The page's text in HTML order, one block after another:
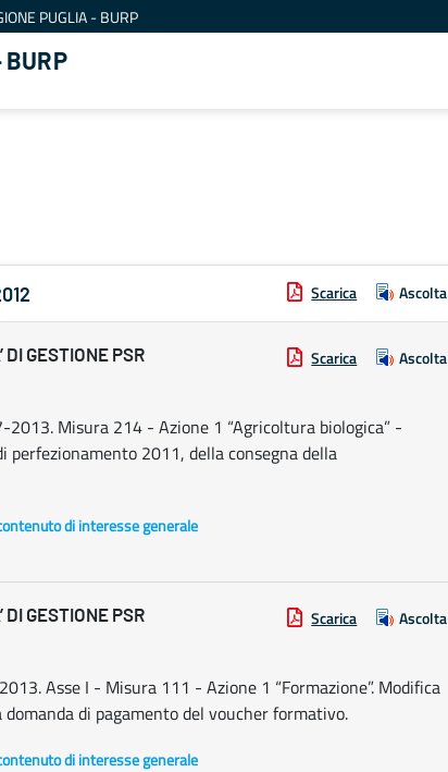
PUGLIA - BURP
Scarica Ascolta
DI GESTIONE PSR
Scarica Ascolta
2013. Misura 214 - Azione 1 “Agricoltura biologica” -
2011, della consegna della
di interesse generale
DI GESTIONE PSR
Scarica Ascolta
Asse I - Misura 111 - Azione 1 “Formazione”. Modifica
di pagamento del voucher formativo.
di interesse generale